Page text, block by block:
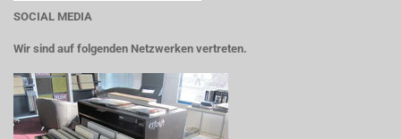
SOCIAL MEDIA
Wir sind auf folgenden Netzwerken vertreten.